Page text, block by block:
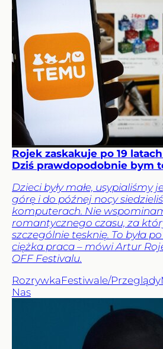
Rojek zaskakuje po 19
Dziś prawdopodobnie bym
Dzieci były małe, usypialiśmy
górę i do późnej nocy
komputerach. Nie
romantycznego czasu, za
szczególnie tęsknię. To była
ciężka praca – mówi Artur
OFF Festivalu.
RozrywkaFestiwale/Przeglądy
Nas